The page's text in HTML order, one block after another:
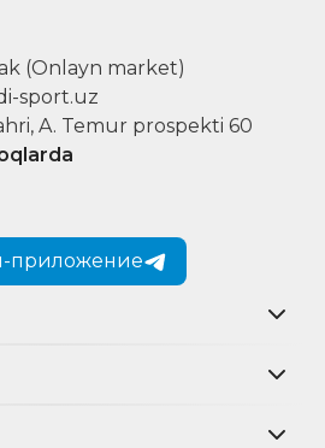
(Onlayn market)
sport.uz
A. Temur prospekti 60
приложение